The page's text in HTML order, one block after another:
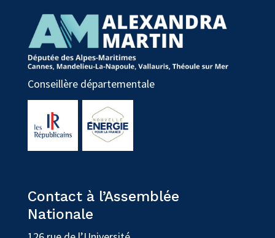
Conseillère départementale
Contact à l’Assemblée
Nationale